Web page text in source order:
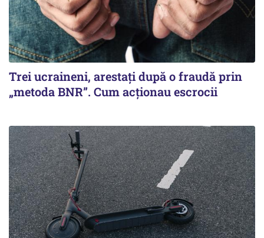
Trei ucraineni, arestați după o fraudă prin
„metoda BNR”. Cum acționau escrocii